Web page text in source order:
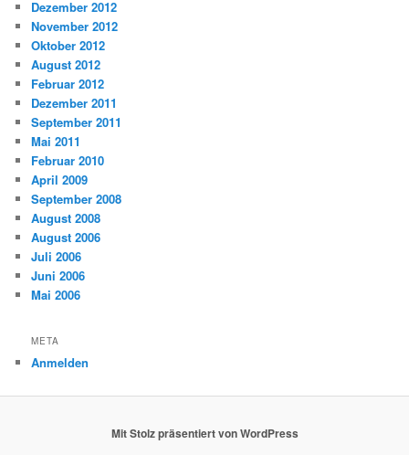
Dezember 2012
November 2012
Oktober 2012
August 2012
Februar 2012
Dezember 2011
September 2011
Mai 2011
Februar 2010
April 2009
September 2008
August 2008
August 2006
Juli 2006
Juni 2006
Mai 2006
META
Anmelden
Mit Stolz präsentiert von WordPress